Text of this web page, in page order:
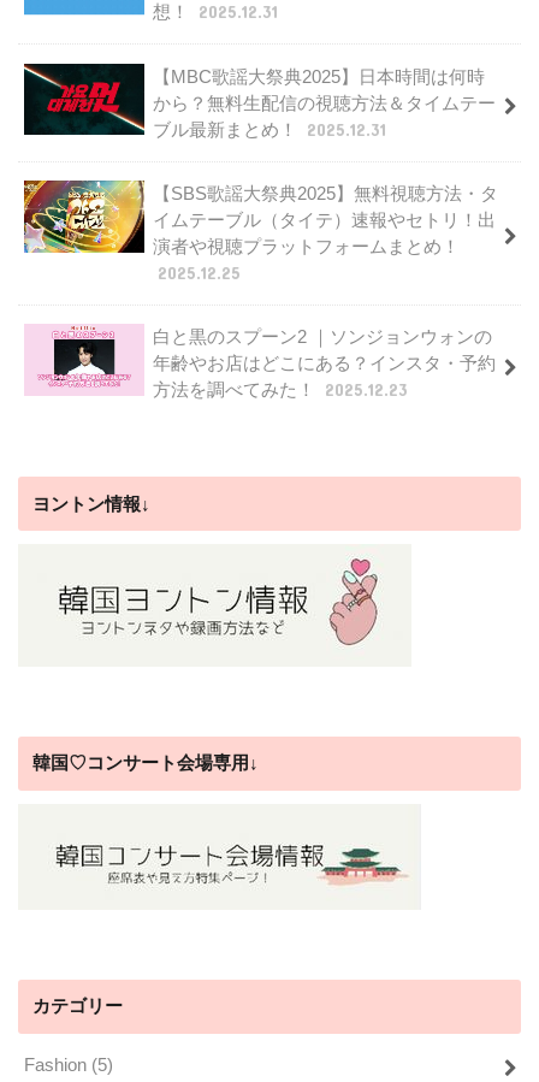
想！
2025.12.31
【MBC歌謡大祭典2025】日本時間は何時
から？無料生配信の視聴方法＆タイムテー
ブル最新まとめ！
2025.12.31
【SBS歌謡大祭典2025】無料視聴方法・タ
イムテーブル（タイテ）速報やセトリ！出
演者や視聴プラットフォームまとめ！
2025.12.25
白と黒のスプーン2 ｜ソンジョンウォンの
年齢やお店はどこにある？インスタ・予約
方法を調べてみた！
2025.12.23
ヨントン情報↓
韓国♡コンサート会場専用↓
カテゴリー
Fashion (5)